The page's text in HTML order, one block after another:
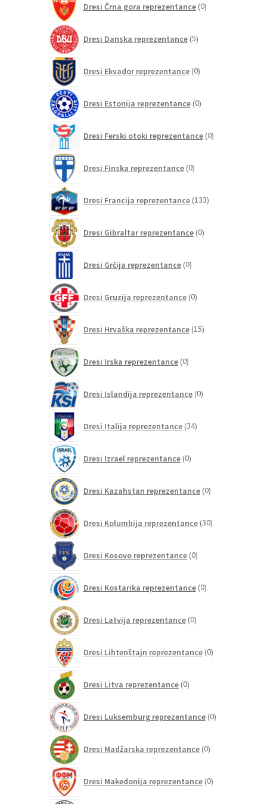
Dresi Črna gora reprezentance 0izdelkov
Dresi Danska reprezentance 5izdelkov
Dresi Ekvador reprezentance 0izdelkov
Dresi Estonija reprezentance 0izdelkov
Dresi Ferski otoki reprezentance 0izdelkov
Dresi Finska reprezentance 0izdelkov
Dresi Francija reprezentance 133izdelkov
Dresi Gibraltar reprezentance 0izdelkov
Dresi Grčija reprezentance 0izdelkov
Dresi Gruzija reprezentance 0izdelkov
Dresi Hrvaška reprezentance 15izdelkov
Dresi Irska reprezentance 0izdelkov
Dresi Islandija reprezentance 0izdelkov
Dresi Italija reprezentance 34izdelkov
Dresi Izrael reprezentance 0izdelkov
Dresi Kazahstan reprezentance 0izdelkov
Dresi Kolumbija reprezentance 30izdelkov
Dresi Kosovo reprezentance 0izdelkov
Dresi Kostarika reprezentance 0izdelkov
Dresi Latvija reprezentance 0izdelkov
Dresi Lihtenštajn reprezentance 0izdelkov
Dresi Litva reprezentance 0izdelkov
Dresi Luksemburg reprezentance 0izdelkov
Dresi Madžarska reprezentance 0izdelkov
Dresi Makedonija reprezentance 0izdelkov